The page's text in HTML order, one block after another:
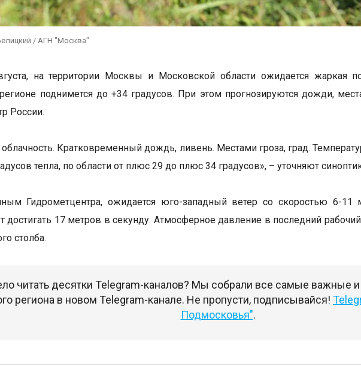
/ АГН "Москва"
на территории Москвы и Московской области ожидается жаркая
поднимется до +34 градусов. При этом прогнозируются дожди,
России.
Кратковременный дождь, ливень. Местами гроза, град.
тепла, по области от плюс 29 до плюс 34 градусов», – уточняют
Гидрометцентра, ожидается юго-западный ветер со скоростью 6-11
достигать 17 метров в секунду. Атмосферное давление в последний
столба.
читать десятки Telegram-каналов? Мы собрали все самые важные
региона в новом Telegram-канале. Не пропусти, подписывайся!
Подмосковья".